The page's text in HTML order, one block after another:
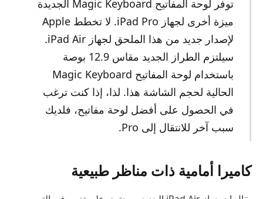
توفر لوحة المفاتيح Magic Keyboard الجديدة
ميزة أخرى لجهاز iPad Pro. لا تخطط Apple
لإصدار جديد من هذا الملحق لجهاز iPad Air.
سيلتزم الطراز الجديد مقاس 12.9 بوصة
باستخدام لوحة المفاتيح Magic Keyboard
الحالية لحجم الشاشة هذا. لذا، إذا كنت ترغب
في الحصول على أفضل لوحة مفاتيح، فلديك
سبب آخر للانتقال إلى Pro.
كاميرا أمامية ذات مناظر طبيعية